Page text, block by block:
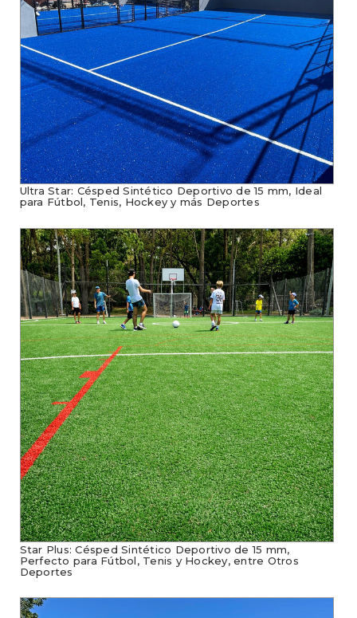
Ultra Star: Césped Sintético Deportivo de 15 mm, Ideal
para Fútbol, Tenis, Hockey y más Deportes
Star Plus: Césped Sintético Deportivo de 15 mm,
Perfecto para Fútbol, Tenis y Hockey, entre Otros
Deportes